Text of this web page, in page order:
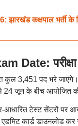
कक्षपाल भर्ती के
परीक्षा
कुल 3,451 पद भरे
24 जून के बीच आयोजित
आधारित टेस्ट सेंटरों
कार्ड डाउनलोड